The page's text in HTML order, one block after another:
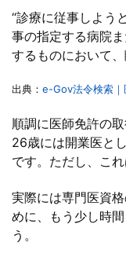
“診療に従事しよう
事の指定する病院
するものにおいて
出典： e-Gov法令検索｜
順調に医師免許の
26歳には開業医と
です。ただし、こ
実際には専門医資
めに、もう少し時
う。